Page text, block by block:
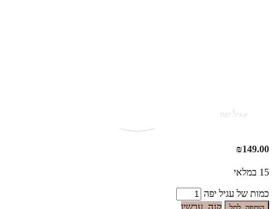
₪149.00
15 במלאי
כמות של עגיל יפה
הוספה לסל קנה עכשיו